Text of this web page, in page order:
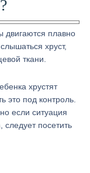
двигаются плавно
хруст,
ткани.
хрустят
это под контроль.
если ситуация
следует посетить